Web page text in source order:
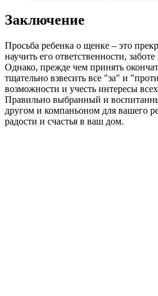
Заключение
Просьба ребенка о щенке – это
научить его ответственности,
Однако, прежде чем принять
тщательно взвесить все "за" и
возможности и учесть интересы
Правильно выбранный и
другом и компаньоном для вашего
радости и счастья в ваш дом.